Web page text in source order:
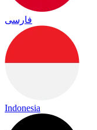
فارسی
Indonesia